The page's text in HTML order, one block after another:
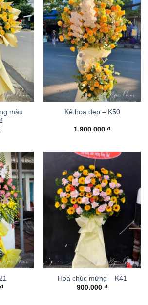
màu
Kệ hoa đẹp – K50
1.900.000 ₫
₫
Hoa chúc mừng – K41
900.000 ₫